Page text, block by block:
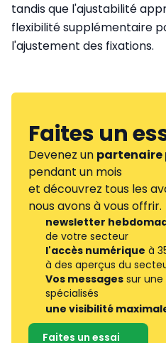
tandis que l'ajustabilité
flexibilité supplémentaire
l'ajustement des fixations.
Faites un
Devenez un partenaire
pendant un mois
et découvrez tous les
nous avons à vous offrir.
newsletter
de votre secteur
l'accès numérique à
à des aperçus du
Vos messages sur
spécialisés
une visibilité
Faites un essai